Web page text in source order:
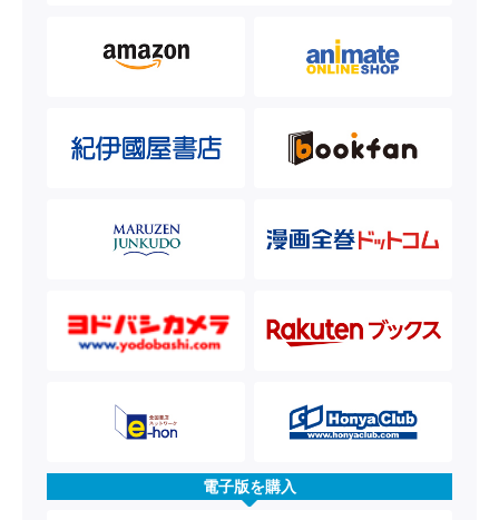
電子版を購入